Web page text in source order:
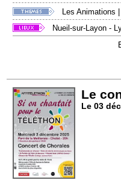
Les Animations
Nueil-sur-Layon -
Le
Le 03